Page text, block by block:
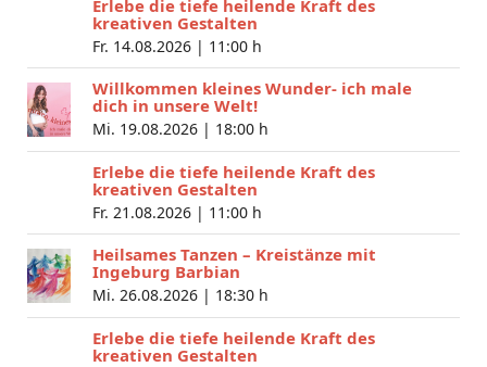
Erlebe die tiefe heilende Kraft des
kreativen Gestalten
Fr. 14.08.2026 | 11:00 h
Willkommen kleines Wunder- ich male
dich in unsere Welt!
Mi. 19.08.2026 | 18:00 h
Erlebe die tiefe heilende Kraft des
kreativen Gestalten
Fr. 21.08.2026 | 11:00 h
Heilsames Tanzen – Kreistänze mit
Ingeburg Barbian
Mi. 26.08.2026 | 18:30 h
Erlebe die tiefe heilende Kraft des
kreativen Gestalten